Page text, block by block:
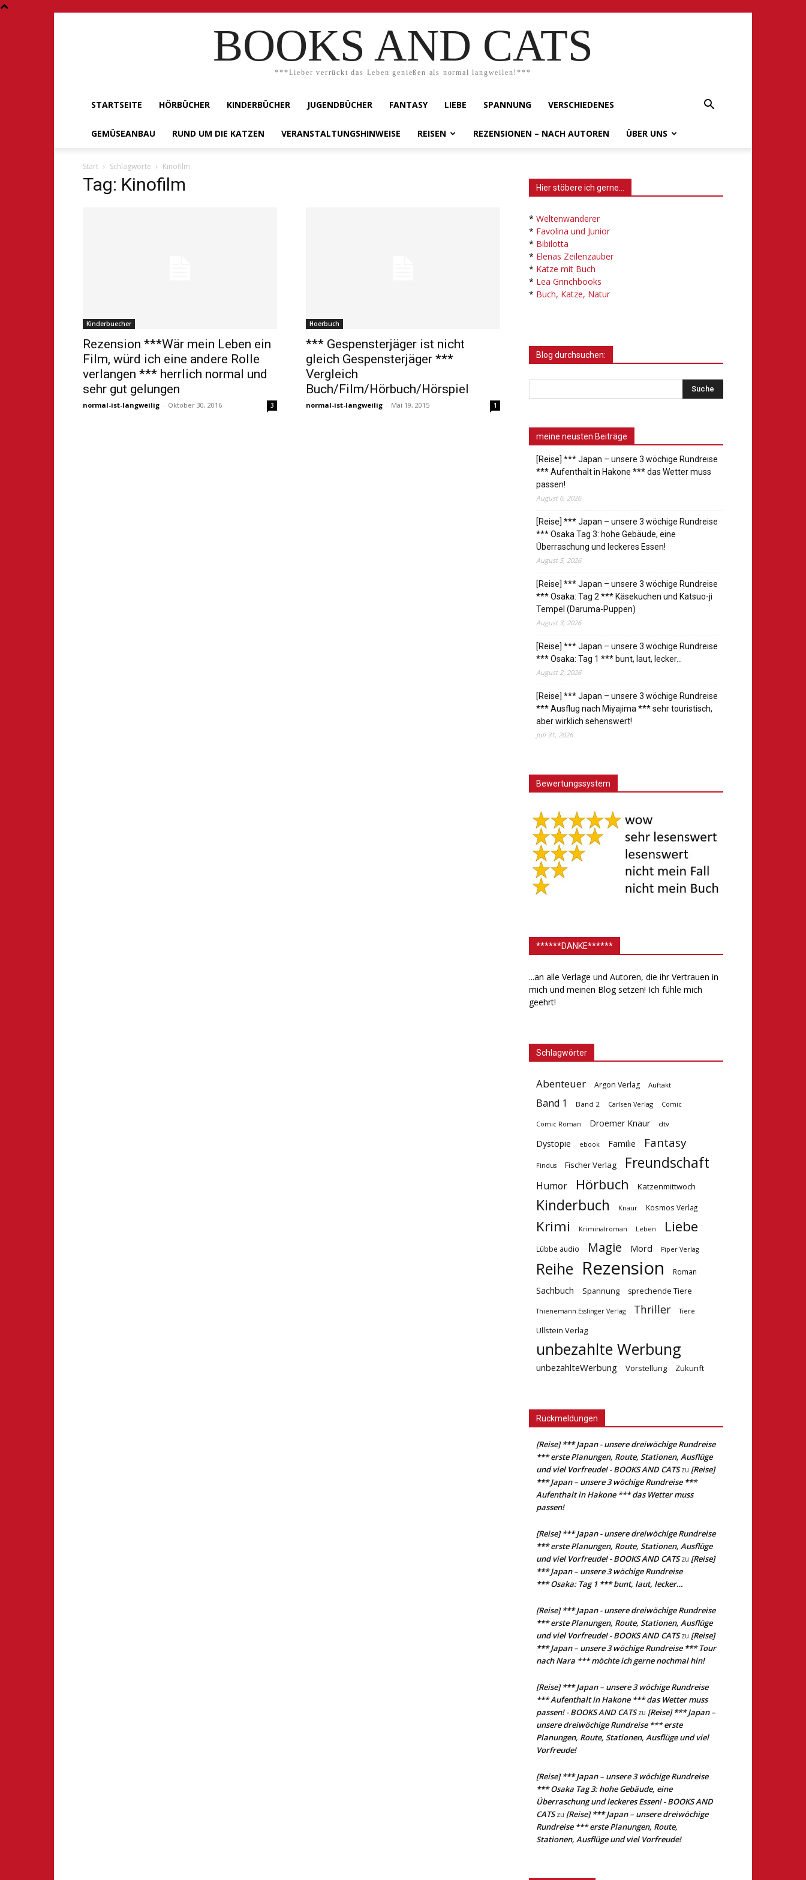
BOOKS AND CATS
***Lieber verrückt das Leben genießen als normal langweilen!***
STARTSEITE HÖRBÜCHER KINDERBÜCHER JUGENDBÜCHER FANTASY LIEBE SPANNUNG VERSCHIEDENES
GEMÜSEANBAU RUND UM DIE KATZEN VERANSTALTUNGSHINWEISE REISEN REZENSIONEN – NACH AUTOREN ÜBER UNS
Start Schlagworte Kinofilm
Tag: Kinofilm
Kinderbuecher
Rezension ***Wär mein Leben ein
Film, würd ich eine andere Rolle
verlangen *** herrlich normal und
sehr gut gelungen
normal-ist-langweilig - Oktober 30, 2016 3
Hoerbuch
*** Gespensterjäger ist nicht
gleich Gespensterjäger ***
Vergleich
Buch/Film/Hörbuch/Hörspiel
normal-ist-langweilig - Mai 19, 2015 1
Hier stöbere ich gerne…
* Weltenwanderer
* Favolina und Junior
* Bibilotta
* Elenas Zeilenzauber
* Katze mit Buch
* Lea Grinchbooks
* Buch, Katze, Natur
Blog durchsuchen:
meine neusten Beiträge
[Reise] *** Japan – unsere 3 wöchige Rundreise
*** Aufenthalt in Hakone *** das Wetter muss
passen!
August 6, 2026
[Reise] *** Japan – unsere 3 wöchige Rundreise
*** Osaka Tag 3: hohe Gebäude, eine
Überraschung und leckeres Essen!
August 5, 2026
[Reise] *** Japan – unsere 3 wöchige Rundreise
*** Osaka: Tag 2 *** Käsekuchen und Katsuo-ji
Tempel (Daruma-Puppen)
August 3, 2026
[Reise] *** Japan – unsere 3 wöchige Rundreise
*** Osaka: Tag 1 *** bunt, laut, lecker…
August 2, 2026
[Reise] *** Japan – unsere 3 wöchige Rundreise
*** Ausflug nach Miyajima *** sehr touristisch,
aber wirklich sehenswert!
Juli 31, 2026
Bewertungssystem
******DANKE******
...an alle Verlage und Autoren, die ihr Vertrauen in
mich und meinen Blog setzen! Ich fühle mich
geehrt!
Schlagwörter
Abenteuer Argon Verlag Auftakt
Band 1 Band 2 Carlsen Verlag Comic
Comic Roman Droemer Knaur dtv
Dystopie ebook Familie Fantasy
Findus Fischer Verlag Freundschaft
Humor Hörbuch Katzenmittwoch
Kinderbuch Knaur Kosmos Verlag
Krimi Kriminalroman Leben Liebe
Lübbe audio Magie Mord Piper Verlag
Reihe Rezension Roman
Sachbuch Spannung sprechende Tiere
Thienemann Esslinger Verlag Thriller Tiere
Ullstein Verlag
unbezahlte Werbung
unbezahlteWerbung Vorstellung Zukunft
Rückmeldungen
[Reise] *** Japan - unsere dreiwöchige Rundreise
*** erste Planungen, Route, Stationen, Ausflüge
und viel Vorfreude! - BOOKS AND CATSzu [Reise]
*** Japan – unsere 3 wöchige Rundreise ***
Aufenthalt in Hakone *** das Wetter muss
passen!
[Reise] *** Japan - unsere dreiwöchige Rundreise
*** erste Planungen, Route, Stationen, Ausflüge
und viel Vorfreude! - BOOKS AND CATSzu [Reise]
*** Japan – unsere 3 wöchige Rundreise
*** Osaka: Tag 1 *** bunt, laut, lecker…
[Reise] *** Japan - unsere dreiwöchige Rundreise
*** erste Planungen, Route, Stationen, Ausflüge
und viel Vorfreude! - BOOKS AND CATSzu [Reise]
*** Japan – unsere 3 wöchige Rundreise *** Tour
nach Nara *** möchte ich gerne nochmal hin!
[Reise] *** Japan – unsere 3 wöchige Rundreise
*** Aufenthalt in Hakone *** das Wetter muss
passen! - BOOKS AND CATSzu [Reise] *** Japan –
unsere dreiwöchige Rundreise *** erste
Planungen, Route, Stationen, Ausflüge und viel
Vorfreude!
[Reise] *** Japan – unsere 3 wöchige Rundreise
*** Osaka Tag 3: hohe Gebäude, eine
Überraschung und leckeres Essen! - BOOKS AND
CATSzu [Reise] *** Japan – unsere dreiwöchige
Rundreise *** erste Planungen, Route,
Stationen, Ausflüge und viel Vorfreude!